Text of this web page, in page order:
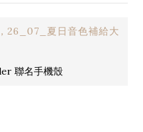
26_07_夏日音色補給大
聯名手機殼